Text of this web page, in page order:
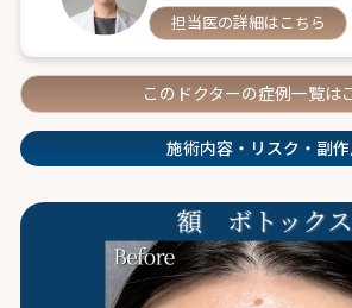
担当医の詳細はこちら
このドクターの症例一覧は
施術内容・リスク・副